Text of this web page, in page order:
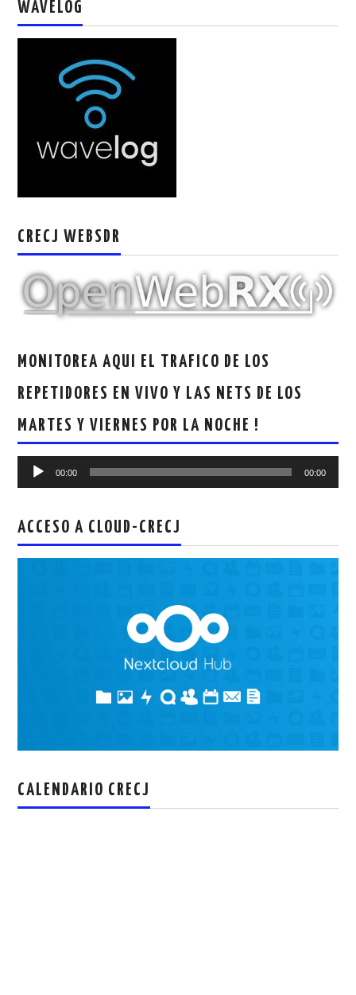
WAVELOG
CRECJ WEBSDR
MONITOREA AQUI EL TRAFICO DE LOS
REPETIDORES EN VIVO Y LAS NETS DE LOS
MARTES Y VIERNES POR LA NOCHE !
Reproductor
00:00 00:00
ACCESO A CLOUD-CRECJ
CALENDARIO CRECJ